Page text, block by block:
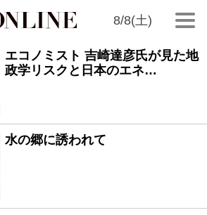
8/8(土)
エコノミスト 吉崎達彦氏が見た地
政学リスクと日本のエネ…
水の郷に誘われて